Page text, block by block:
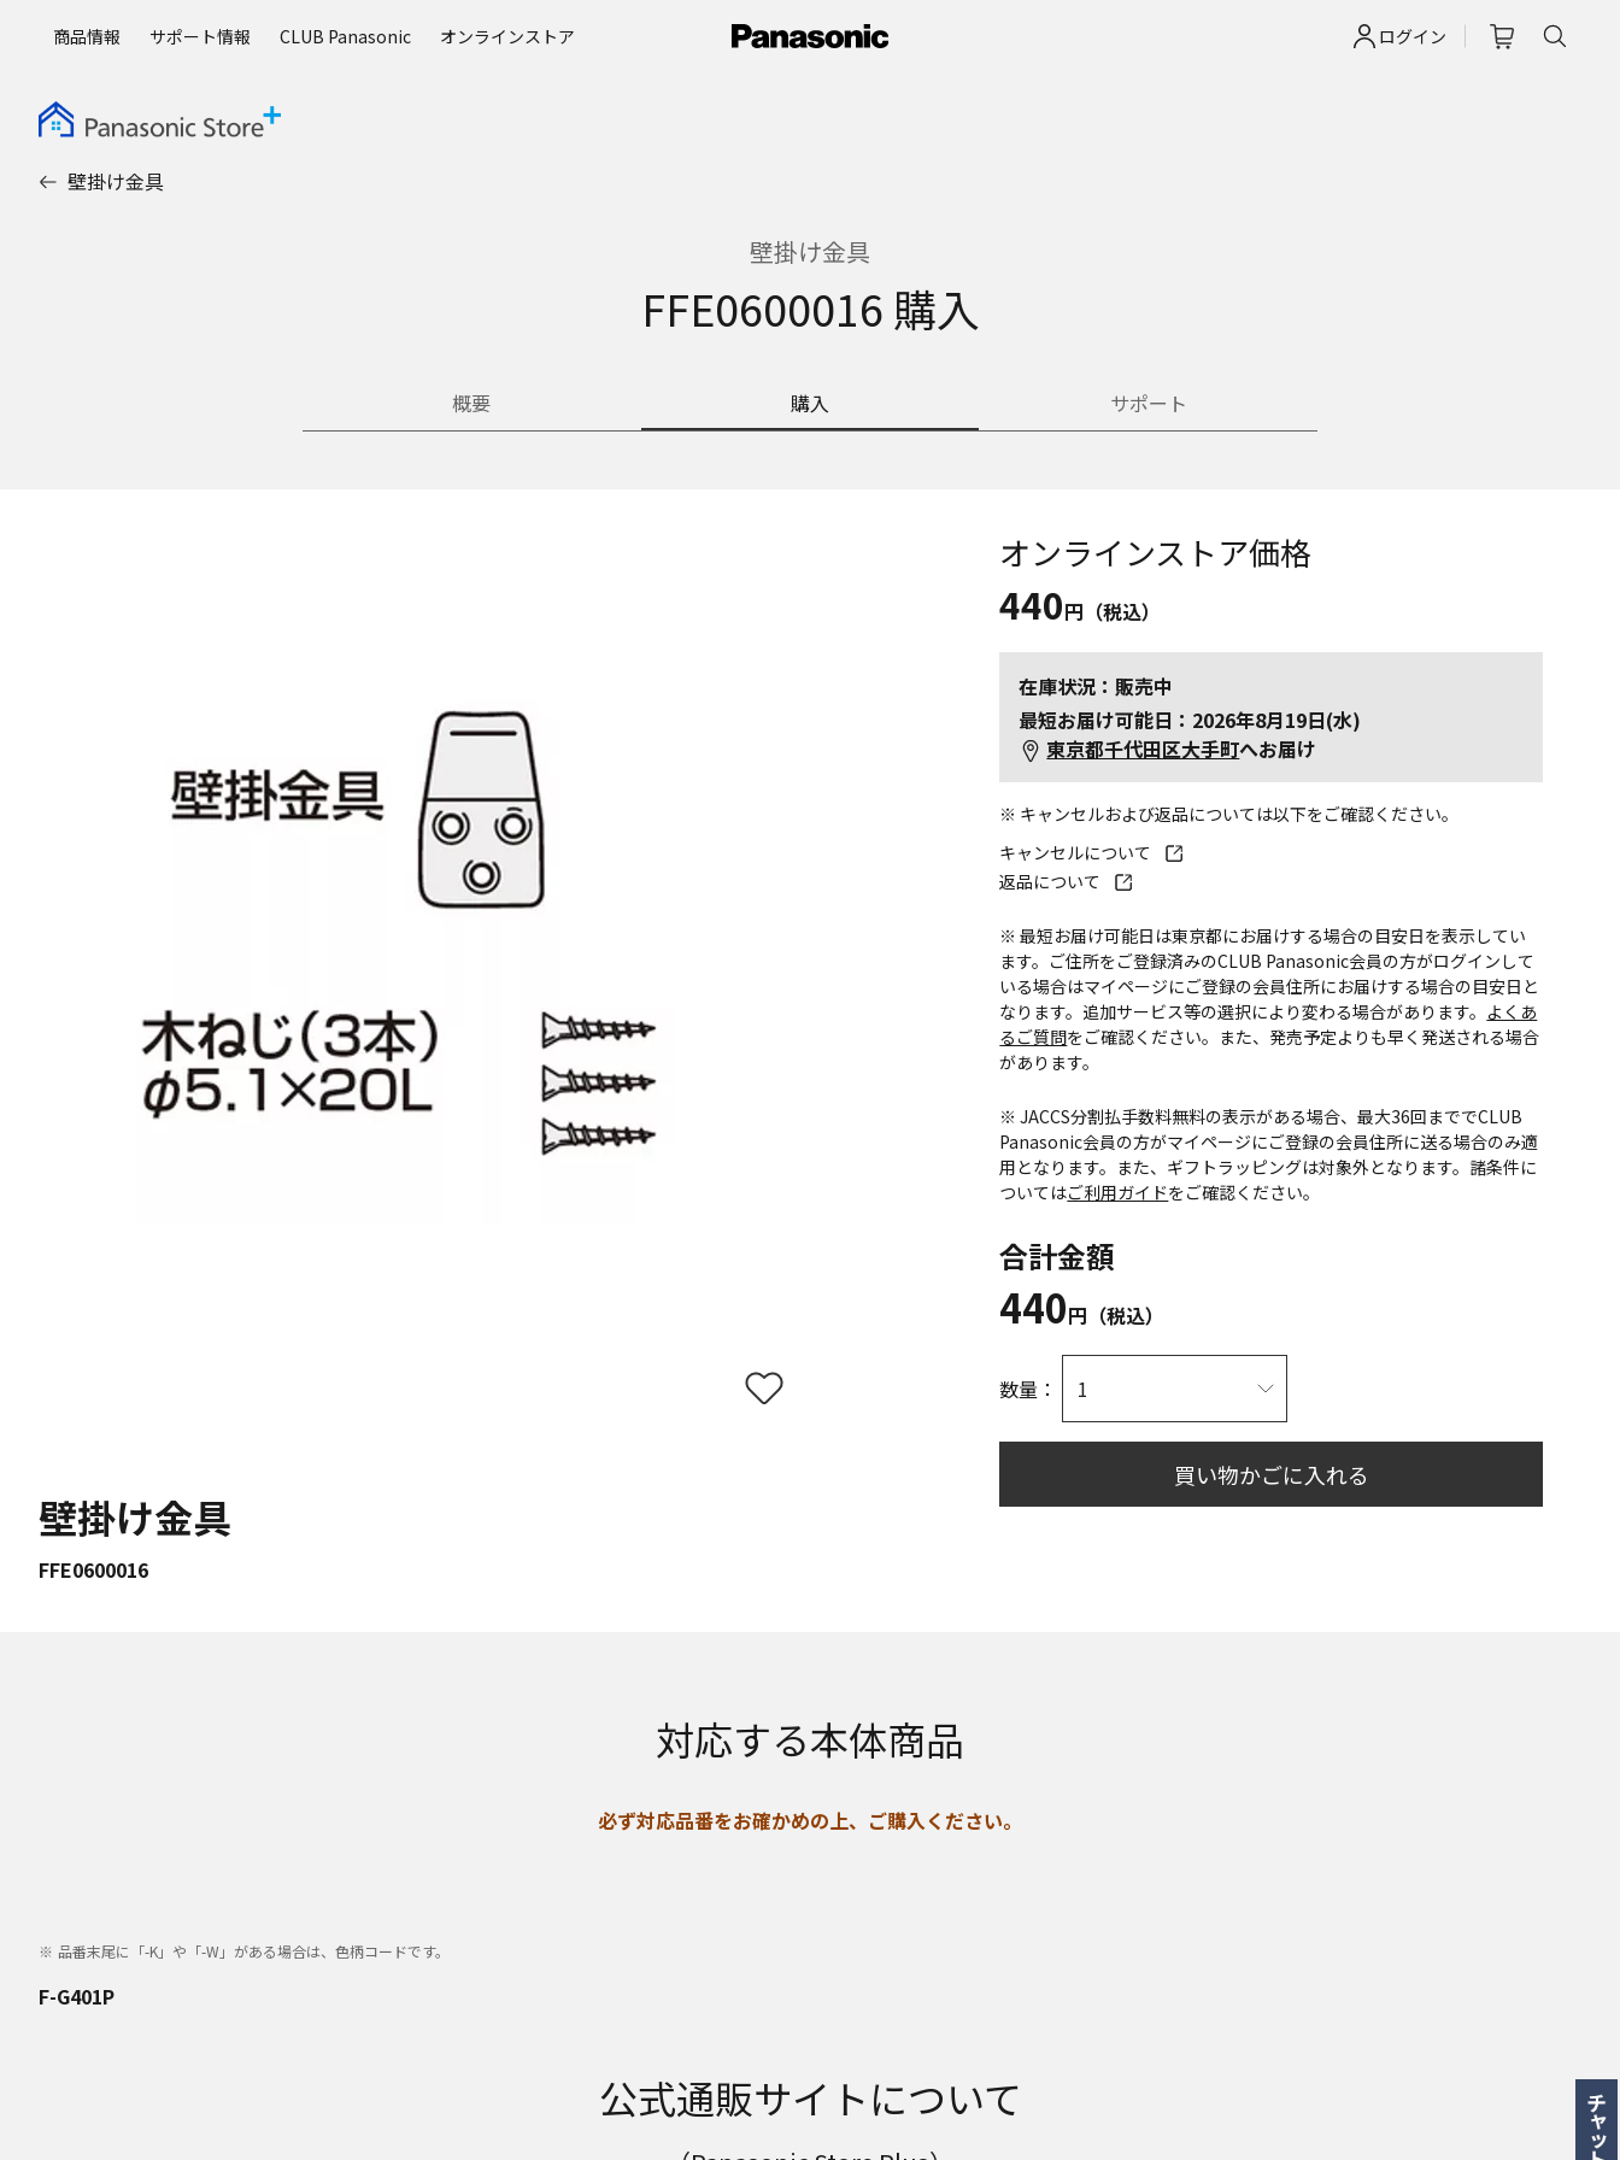
ログイン
商品情報 サポート情報 CLUB Panasonic オンラインストア
壁掛け金具
壁掛け金具
FFE0600016 購入
概要 購入 サポート
壁掛け金具
FFE0600016
オンラインストア価格
440円（税込）
在庫状況：販売中
最短お届け可能日：2026年8月19日(水)
東京都千代田区大手町へお届け
※ キャンセルおよび返品については以下をご確認ください。
キャンセルについて
返品について
※ 最短お届け可能日は東京都にお届けする場合の目安日を表示してい
ます。ご住所をご登録済みのCLUB Panasonic会員の方がログインして
いる場合はマイページにご登録の会員住所にお届けする場合の目安日と
なります。追加サービス等の選択により変わる場合があります。 よくあ
るご質問をご確認ください。また、発売予定よりも早く発送される場合
があります。
※ JACCS分割払手数料無料の表示がある場合、最大36回まででCLUB
Panasonic会員の方がマイページにご登録の会員住所に送る場合のみ適
用となります。また、ギフトラッピングは対象外となります。諸条件に
ついてはご利用ガイドをご確認ください。
合計金額
440円（税込）
数量：
買い物かごに入れる
対応する本体商品
必ず対応品番をお確かめの上、ご購入ください。
品番末尾に「-K」や「-W」がある場合は、色柄コードです。
F-G401P
公式通販サイトについて